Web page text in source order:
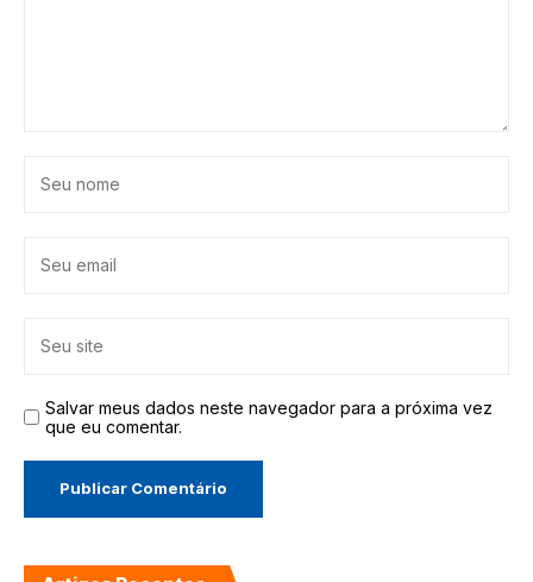
Salvar meus dados neste navegador para a próxima vez
que eu comentar.